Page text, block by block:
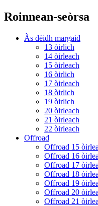
Roinnean-seòrsa
Às dèidh margaid
13 òirlich
14 òirleach
15 òirleach
16 òirlich
17 òirleach
18 òirlich
19 òirlich
20 òirleach
21 òirleach
22 òirleach
Offroad
Offroad 15
Offroad 16
Offroad 17
Offroad 18
Offroad 19
Offroad 20
Offroad 21